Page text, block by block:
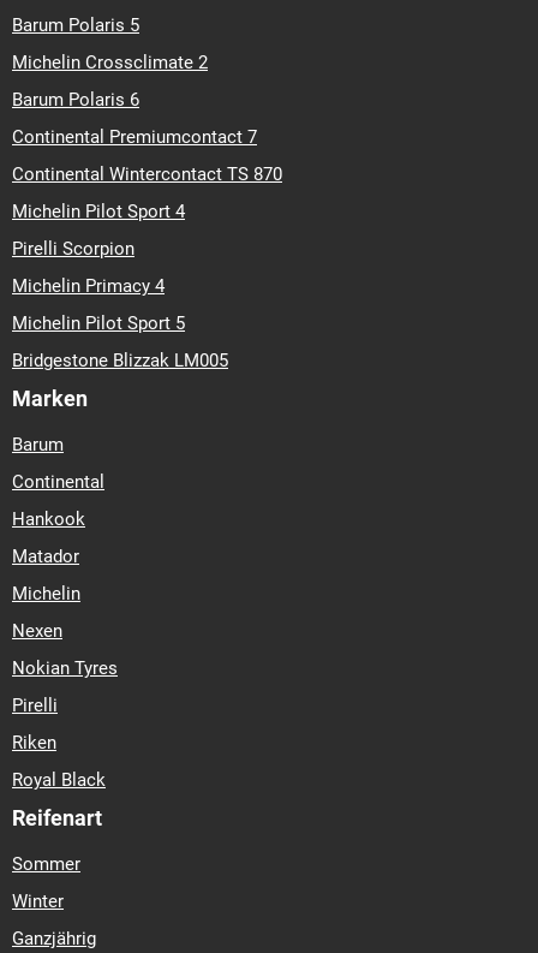
Barum Polaris 5
Michelin Crossclimate 2
Barum Polaris 6
Continental Premiumcontact 7
Continental Wintercontact TS 870
Michelin Pilot Sport 4
Pirelli Scorpion
Michelin Primacy 4
Michelin Pilot Sport 5
Bridgestone Blizzak LM005
Marken
Barum
Continental
Hankook
Matador
Michelin
Nexen
Nokian Tyres
Pirelli
Riken
Royal Black
Reifenart
Sommer
Winter
Ganzjährig